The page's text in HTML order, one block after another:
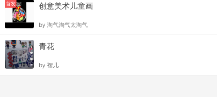
首发 创意美术儿童画
by 淘气淘气太淘气
青花
by 褶儿